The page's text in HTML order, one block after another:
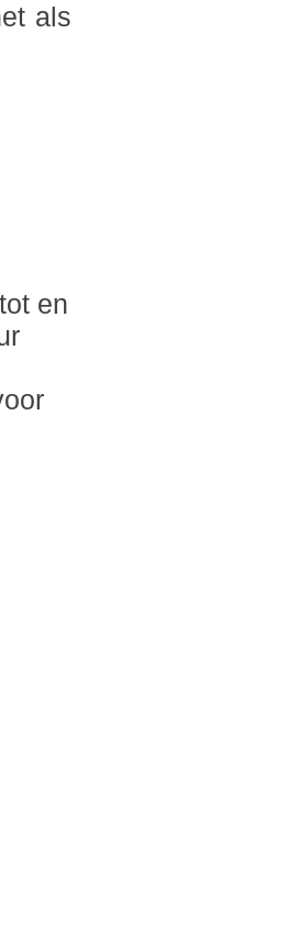
als
en